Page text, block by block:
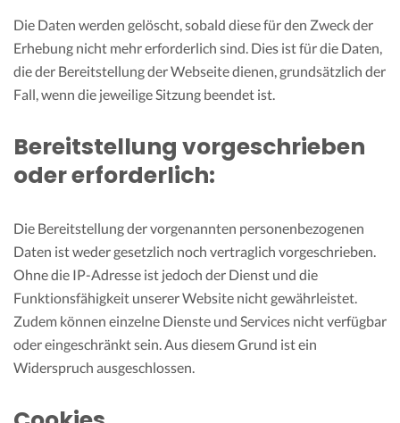
Die Daten werden gelöscht, sobald diese für den Zweck der
Erhebung nicht mehr erforderlich sind. Dies ist für die Daten,
die der Bereitstellung der Webseite dienen, grundsätzlich der
Fall, wenn die jeweilige Sitzung beendet ist.
Bereitstellung vorgeschrieben
oder erforderlich:
Die Bereitstellung der vorgenannten personenbezogenen
Daten ist weder gesetzlich noch vertraglich vorgeschrieben.
Ohne die IP-Adresse ist jedoch der Dienst und die
Funktionsfähigkeit unserer Website nicht gewährleistet.
Zudem können einzelne Dienste und Services nicht verfügbar
oder eingeschränkt sein. Aus diesem Grund ist ein
Widerspruch ausgeschlossen.